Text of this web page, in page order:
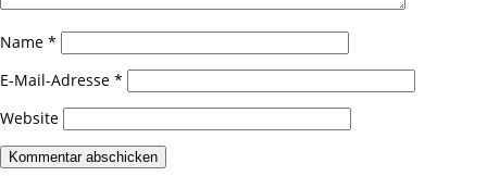
Name *
E-Mail-Adresse *
Website